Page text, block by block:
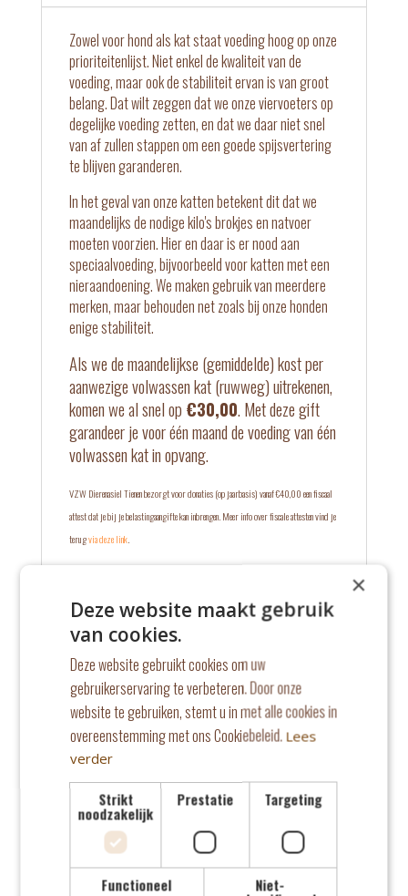
Zowel voor hond als kat staat voeding hoog op onze
prioriteitenlijst. Niet enkel de kwaliteit van de
voeding, maar ook de stabiliteit ervan is van groot
belang. Dat wilt zeggen dat we onze viervoeters op
degelijke voeding zetten, en dat we daar niet snel
van af zullen stappen om een goede spijsvertering
te blijven garanderen.
In het geval van onze katten betekent dit dat we
maandelijks de nodige kilo's brokjes en natvoer
moeten voorzien. Hier en daar is er nood aan
speciaalvoeding, bijvoorbeeld voor katten met een
nieraandoening. We maken gebruik van meerdere
merken, maar behouden net zoals bij onze honden
enige stabiliteit.
Als we de maandelijkse (gemiddelde) kost per
aanwezige volwassen kat (ruwweg) uitrekenen,
komen we al snel op €30,00. Met deze gift
garandeer je voor één maand de voeding van één
volwassen kat in opvang.
VZW Dierenasiel Tienen bezorgt voor donaties (op jaarbasis) vanaf €40,00 een fiscaal
attest dat je bij je belastingaangifte kan inbrengen. Meer info over fiscale attesten vind je
terugvia deze link.
Wil je eenmalig doneren? Of maandelijkse het dierenasiel
steunen?
Eenmalig een gift doen
Maandelijks steunen voor€30.00/ maand
WINKELWAGEN
×
Deze website maakt gebruik
van cookies.
Deze website gebruikt cookies om uw
gebruikerservaring te verbeteren. Door onze
website te gebruiken, stemt u in met alle cookies in
overeenstemming met ons Cookiebeleid. Lees
verder
Strikt
noodzakelijk
Prestatie Targeting
Functioneel Niet-